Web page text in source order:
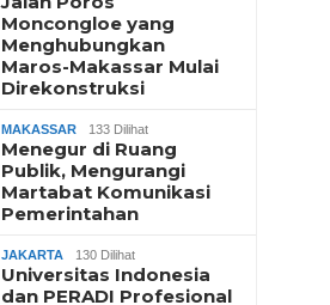
Moncongloe yang
Menghubungkan
Maros-Makassar Mulai
Direkonstruksi
MAKASSAR 133 Dilihat
Menegur di Ruang
Publik, Mengurangi
Martabat Komunikasi
Pemerintahan
JAKARTA 130 Dilihat
Universitas Indonesia
dan PERADI Profesional